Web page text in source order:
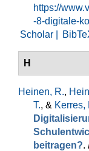
https://
-8-digitale-
Scholar |
H
Heinen, R.,
T., & Kerres,
beitragen?.